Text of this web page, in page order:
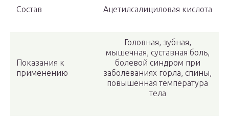
Состав Ацетилсалициловая кислота
Показания к
применению
Головная, зубная,
мышечная, суставная боль,
болевой синдром при
заболеваниях горла, спины,
повышенная температура
тела